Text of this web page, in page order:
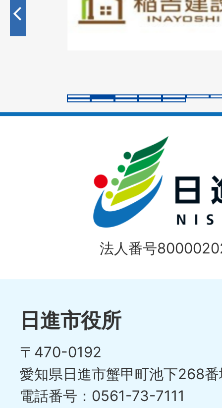
目
ラ
イ
法人番号
日進市役所
〒470-0192
愛知県日進市蟹甲町池下268
電話番号：0561-73-7111